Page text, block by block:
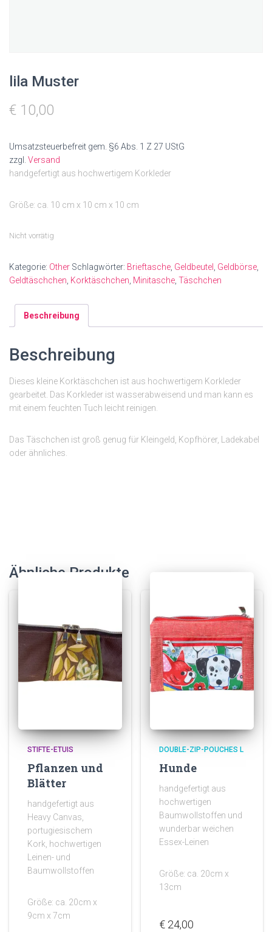
lila Muster
€ 10,00
Umsatzsteuerbefreit gem. §6 Abs. 1 Z 27 UStG
zzgl. Versand
handgefertigt aus hochwertigem Korkleder
Größe: ca. 10 cm x 10 cm x 10 cm
Nicht vorrätig
Kategorie: Other Schlagwörter: Brieftasche Geldbeutel Geldbörse
Geldtäschchen Korktäschchen Minitasche Täschchen
Beschreibung
Beschreibung
Dieses kleine Korktäschchen ist aus hochwertigem Korkleder
gearbeitet. Das Korkleder ist wasserabweisend und man kann es
mit einem feuchten Tuch leicht reinigen.
Das Täschchen ist groß genug für Kleingeld, Kopfhörer, Ladekabel
oder ähnliches.
Ähnliche Produkte
STIFTE-ETUIS
Pflanzen und
Blätter
handgefertigt aus
Heavy Canvas,
portugiesischem
Kork, hochwertigen
Leinen- und
Baumwollstoffen
Größe: ca. 20cm x
9cm x 7cm
DOUBLE-ZIP-POUCHES L
Hunde
handgefertigt aus
hochwertigen
Baumwollstoffen und
wunderbar weichen
Essex-Leinen
Größe: ca. 20cm x
13cm
€ 24,00